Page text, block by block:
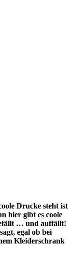
Drucke steht ist
hier gibt es coole
… und auffällt!
egal ob bei
Kleiderschrank